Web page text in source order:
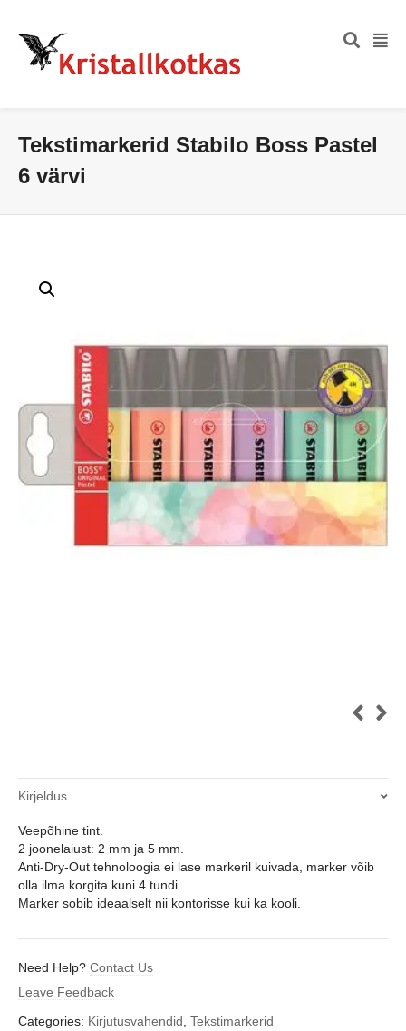
Tekstimarkerid Stabilo Boss Pastel
6 värvi
Kirjeldus
Veepõhine tint.
2 joonelaiust: 2 mm ja 5 mm.
Anti-Dry-Out tehnoloogia ei lase markeril kuivada, marker võib
olla ilma korgita kuni 4 tundi.
Marker sobib ideaalselt nii kontorisse kui ka kooli.
Need Help? Contact Us
Leave Feedback
Categories: Kirjutusvahendid, Tekstimarkerid